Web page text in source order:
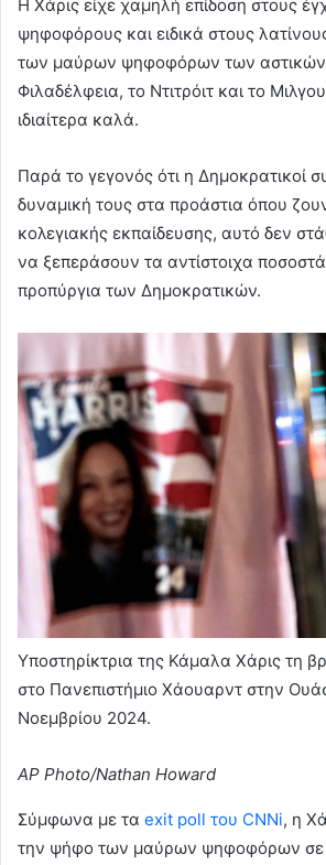
Η Χάρις είχε χαμηλή επίδοση στους
ψηφοφόρους και ειδικά στους
των μαύρων ψηφοφόρων των
Φιλαδέλφεια, το Ντιτρόιτ και το
ιδιαίτερα καλά.
Παρά το γεγονός ότι η Δημοκρατικοί
δυναμική τους στα προάστια όπου
κολεγιακής εκπαίδευσης, αυτό δεν
να ξεπεράσουν τα αντίστοιχα
προπύργια των Δημοκρατικών.
Υποστηρίκτρια της Κάμαλα Χάρις τη
στο Πανεπιστήμιο Χάουαρντ στην
Νοεμβρίου 2024.
AP Photo/Nathan Howard
Σύμφωνα με τα exit poll του CNNi, η
την ψήφο των μαύρων ψηφοφόρων σε